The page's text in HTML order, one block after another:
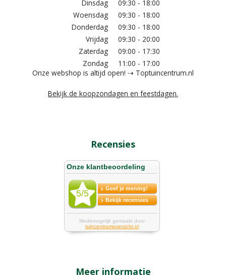
Dinsdag
09:30 - 18:00
Woensdag
09:30 - 18:00
Donderdag
09:30 - 18:00
Vrijdag
09:30 - 20:00
Zaterdag
09:00 - 17:30
Zondag
11:00 - 17:00
Onze webshop is altijd open! ⇢ Toptuincentrum.nl
Bekijk de koopzondagen en feestdagen.
Recensies
Meer informatie